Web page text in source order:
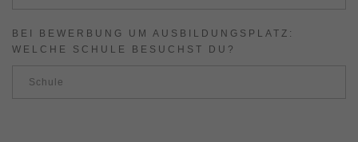
BEI BEWERBUNG UM AUSBILDUNGSPLATZ:
WELCHE SCHULE BESUCHST DU?